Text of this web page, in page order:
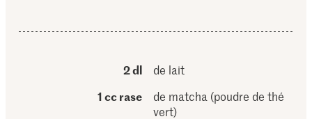
2 dl
de lait
1 cc rase
de matcha (poudre de thé
vert)